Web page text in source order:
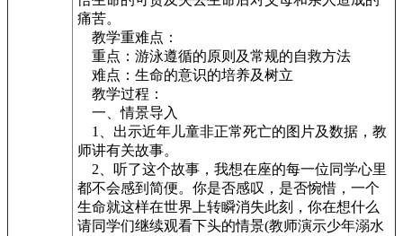
痛苦。
教学重难点：
重点：游泳遵循的原则及常规的自救方法
难点：生命的意识的培养及树立
教学过程：
一、情景导入
1、出示近年儿童非正常死亡的图片及数据，教
师讲有关故事。
2、听了这个故事，我想在座的每一位同学心里
都不会感到简便。你是否感叹，是否惋惜，一个
生命就这样在世界上转瞬消失此刻，你在想什么
请同学们继续观看下头的情景(教师演示少年溺水